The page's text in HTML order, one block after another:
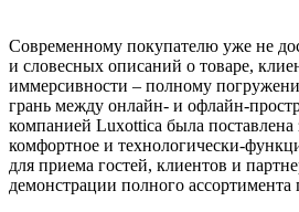
Современному покупателю уже не
и словесных описаний о товаре,
иммерсивности – полному
грань между онлайн- и офлайн-
компанией Luxottica была поставлена
комфортное и технологически-
для приема гостей, клиентов и
демонстрации полного ассортимента